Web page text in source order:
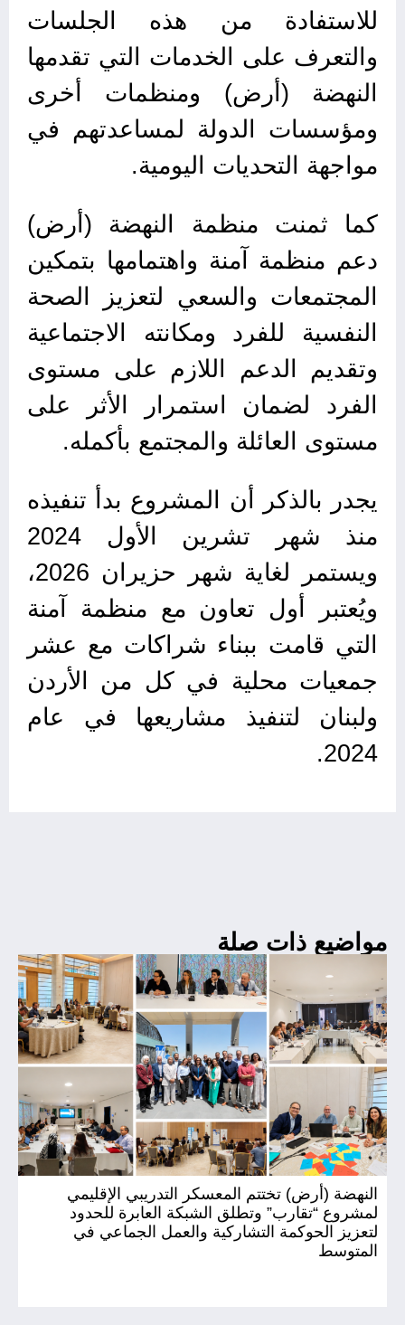
للاستفادة من هذه الجلسات
والتعرف على الخدمات التي تقدمها
النهضة (أرض) ومنظمات أخرى
ومؤسسات الدولة لمساعدتهم في
مواجهة التحديات اليومية.
كما ثمنت منظمة النهضة (أرض)
دعم منظمة آمنة واهتمامها بتمكين
المجتمعات والسعي لتعزيز الصحة
النفسية للفرد ومكانته الاجتماعية
وتقديم الدعم اللازم على مستوى
الفرد لضمان استمرار الأثر على
مستوى العائلة والمجتمع بأكمله.
يجدر بالذكر أن المشروع بدأ تنفيذه
منذ شهر تشرين الأول 2024
ويستمر لغاية شهر حزيران 2026،
ويُعتبر أول تعاون مع منظمة آمنة
التي قامت ببناء شراكات مع عشر
جمعيات محلية في كل من الأردن
ولبنان لتنفيذ مشاريعها في عام
2024.
مواضيع ذات صلة
النهضة (أرض) تختتم المعسكر التدريبي الإقليمي
لمشروع “تقارب” وتطلق الشبكة العابرة للحدود
لتعزيز الحوكمة التشاركية والعمل الجماعي في
المتوسط